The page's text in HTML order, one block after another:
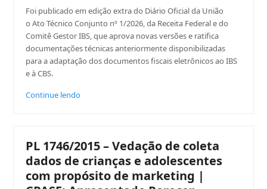
Foi publicado em edição extra do Diário Oficial da União
o Ato Técnico Conjunto nº 1/2026, da Receita Federal e do
Comitê Gestor IBS, que aprova novas versões e ratifica
documentações técnicas anteriormente disponibilizadas
para a adaptação dos documentos fiscais eletrônicos ao IBS
e à CBS.
Continue lendo
PL 1746/2015 – Vedação de coleta
dados de crianças e adolescentes
com propósito de marketing |